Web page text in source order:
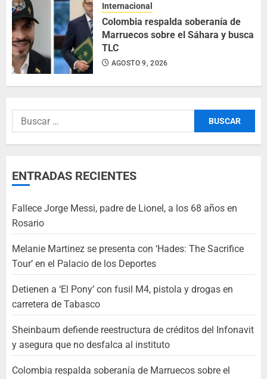
Internacional
Colombia respalda soberanía de
Marruecos sobre el Sáhara y busca
TLC
AGOSTO 9, 2026
ENTRADAS RECIENTES
Fallece Jorge Messi, padre de Lionel, a los 68 años en
Rosario
Melanie Martinez se presenta con ‘Hades: The Sacrifice
Tour’ en el Palacio de los Deportes
Detienen a ‘El Pony’ con fusil M4, pistola y drogas en
carretera de Tabasco
Sheinbaum defiende reestructura de créditos del Infonavit
y asegura que no desfalca al instituto
Colombia respalda soberanía de Marruecos sobre el